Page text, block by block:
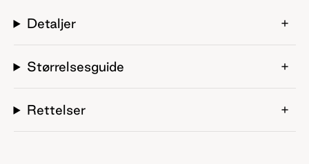
Detaljer
Størrelsesguide
Rettelser